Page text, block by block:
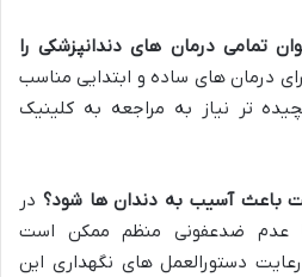
تمامی درمان های دندانپزشکی را
درمان های ساده و ابتدایی مناسب
تر نیاز به مراجعه به کلینیک
در
عدم ضدعفونی منظم ممکن است
دستورالعمل های نگهداری این